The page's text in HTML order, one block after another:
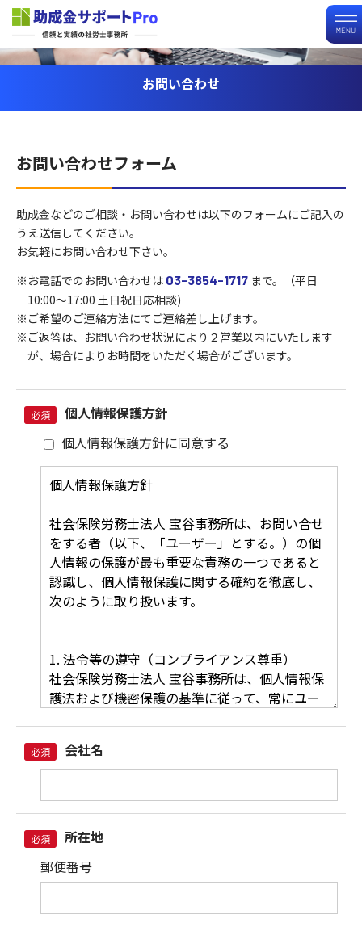
お問い合わせ
お問い合わせフォーム
助成金などのご相談・お問い合わせは以下のフォームにご記入の
うえ送信してください。
お気軽にお問い合わせ下さい。
※お電話でのお問い合わせは 03-3854-1717 まで。（平日
10:00〜17:00 土日祝日応相談)
※ご希望のご連絡方法にてご連絡差し上げます。
※ご返答は、お問い合わせ状況により２営業以内にいたします
が、場合によりお時間をいただく場合がございます。
必須
個人情報保護方針
個人情報保護方針に同意する
必須 会社名
必須
所在地
郵便番号